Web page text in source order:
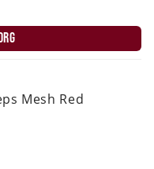
Mesh Red